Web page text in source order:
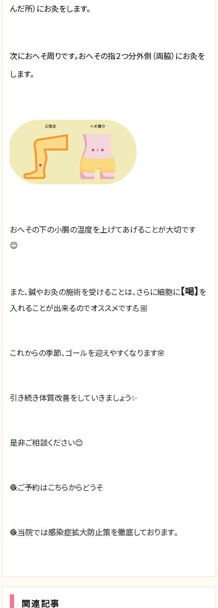
んだ所）にお灸をします。
次におへそ周りです。おへその指２つ分外側（両脇）にお灸を
します。
おへその下の小腸の温度を上げてあげることが大切です
😊
また、鍼やお灸の施術を受けることは、さらに細胞に【喝】を
入れることが出来るのでオススメです💪🏼
これからの季節、ゴールを迎えやすくなります🌸
引き続き体質改善をしていきましょう✨
是非ご相談ください😊
🧶ご予約はこちらからどうそ
🧶当院では感染症拡大防止策を徹底しております。
関連記事